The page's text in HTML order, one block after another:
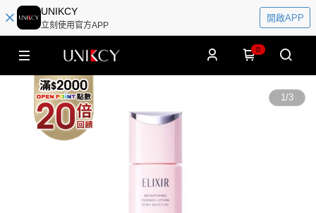
UNIKCY
立刻使用官方APP
開啟APP
0
1/3